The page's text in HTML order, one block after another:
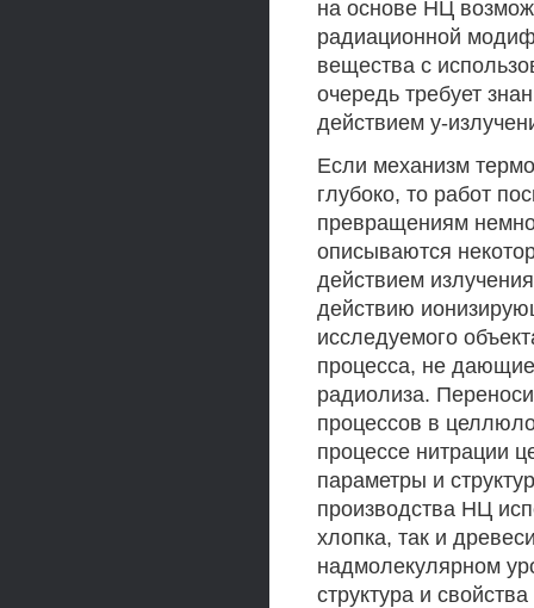
на основе НЦ
радиационной
вещества с
очередь требует
действием у-
Если механизм
глубоко, то работ
превращениям
описываются
действием
действию
исследуемого
процесса, не
радиолиза.
процессов в
процессе нитрации
параметры и
производства НЦ
хлопка, так и
надмолекулярном
структура и